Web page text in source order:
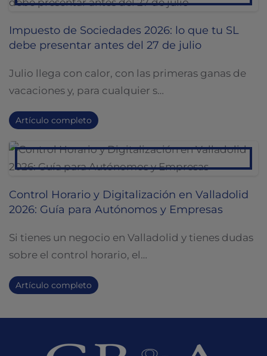
Impuesto de Sociedades 2026: lo que tu SL
debe presentar antes del 27 de julio
Julio llega con calor, con las primeras ganas de
vacaciones y, para cualquier s…
Artículo completo
Control Horario y Digitalización en Valladolid
2026: Guía para Autónomos y Empresas
Si tienes un negocio en Valladolid y tienes dudas
sobre el control horario, el…
Artículo completo